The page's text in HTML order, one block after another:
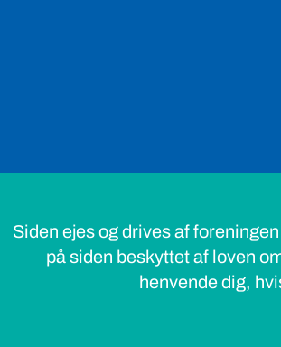
Siden ejes og drives af
på siden beskyttet af loven
henvende dig,